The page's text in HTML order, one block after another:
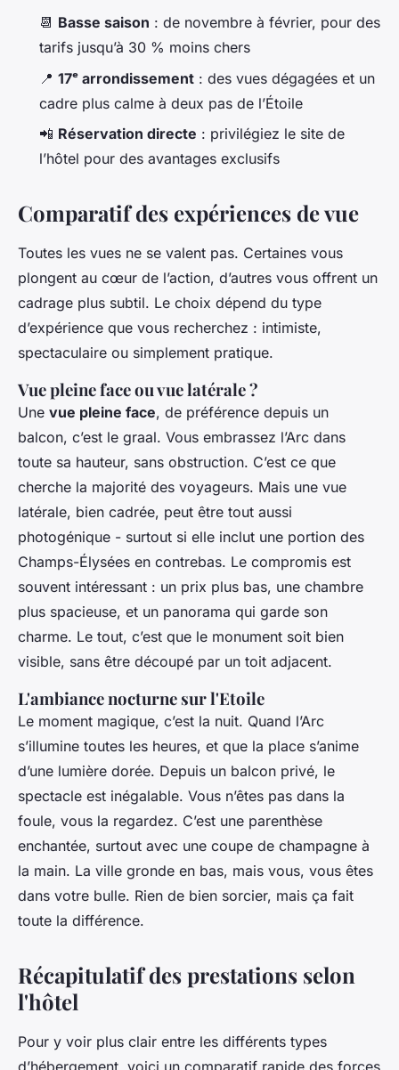
📆 Basse saison : de novembre à février, pour des
tarifs jusqu’à 30 % moins chers
📍 17ᵉ arrondissement : des vues dégagées et un
cadre plus calme à deux pas de l’Étoile
📲 Réservation directe : privilégiez le site de
l’hôtel pour des avantages exclusifs
Comparatif des expériences de vue
Toutes les vues ne se valent pas. Certaines vous
plongent au cœur de l’action, d’autres vous offrent un
cadrage plus subtil. Le choix dépend du type
d’expérience que vous recherchez : intimiste,
spectaculaire ou simplement pratique.
Vue pleine face ou vue latérale ?
Une vue pleine face, de préférence depuis un
balcon, c’est le graal. Vous embrassez l’Arc dans
toute sa hauteur, sans obstruction. C’est ce que
cherche la majorité des voyageurs. Mais une vue
latérale, bien cadrée, peut être tout aussi
photogénique - surtout si elle inclut une portion des
Champs-Élysées en contrebas. Le compromis est
souvent intéressant : un prix plus bas, une chambre
plus spacieuse, et un panorama qui garde son
charme. Le tout, c’est que le monument soit bien
visible, sans être découpé par un toit adjacent.
L'ambiance nocturne sur l'Etoile
Le moment magique, c’est la nuit. Quand l’Arc
s’illumine toutes les heures, et que la place s’anime
d’une lumière dorée. Depuis un balcon privé, le
spectacle est inégalable. Vous n’êtes pas dans la
foule, vous la regardez. C’est une parenthèse
enchantée, surtout avec une coupe de champagne à
la main. La ville gronde en bas, mais vous, vous êtes
dans votre bulle. Rien de bien sorcier, mais ça fait
toute la différence.
Récapitulatif des prestations selon
l'hôtel
Pour y voir plus clair entre les différents types